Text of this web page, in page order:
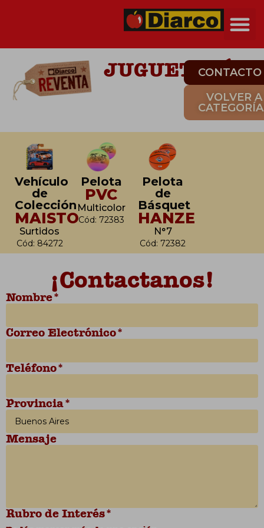
JUGUETERÍA
CONTACTO
VOLVER A
Vehículo
de
Colección
MAISTO
Surtidos
Cód: 84272
Pelota
PVC
Multicolor
Cód: 72383
Pelota
de
Básquet
HANZE
N°7
Cód: 72382
¡Contactanos!
Nombre*
Correo Electrónico*
Teléfono*
Provincia*
Mensaje
Rubro de Interés*